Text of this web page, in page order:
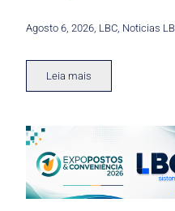
Agosto 6, 2026 LBC Noticias
Leia mais